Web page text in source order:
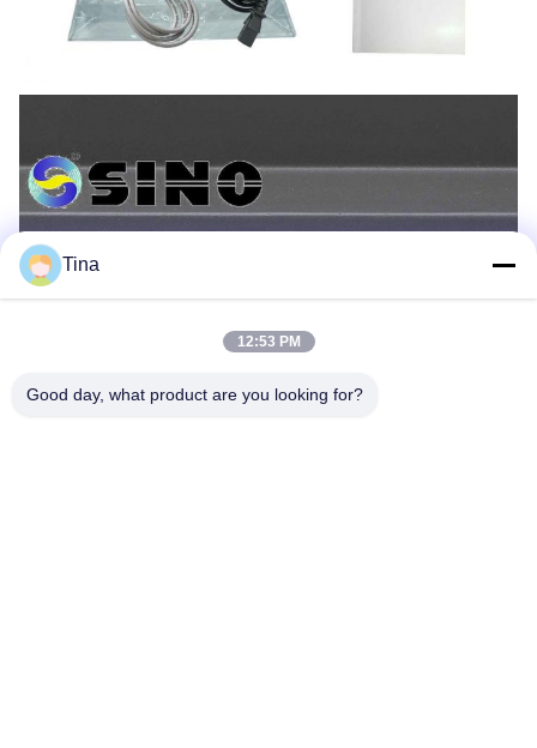
Tina
12:53 PM
Good day, what product are you looking for?